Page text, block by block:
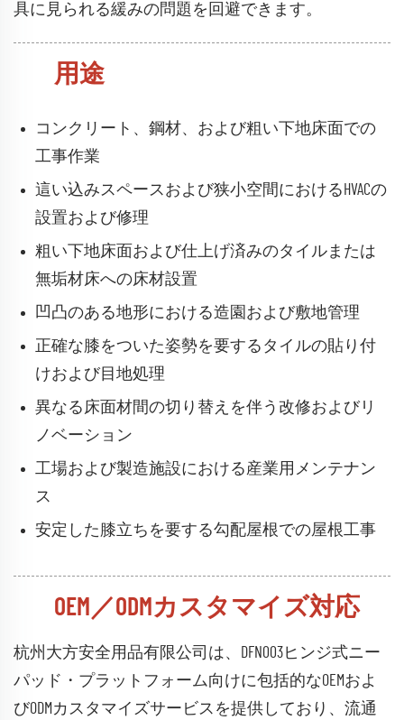
具に見られる緩みの問題を回避できます。
用途
コンクリート、鋼材、および粗い下地床面での
工事作業
這い込みスペースおよび狭小空間におけるHVACの
設置および修理
粗い下地床面および仕上げ済みのタイルまたは
無垢材床への床材設置
凹凸のある地形における造園および敷地管理
正確な膝をついた姿勢を要するタイルの貼り付
けおよび目地処理
異なる床面材間の切り替えを伴う改修およびリ
ノベーション
工場および製造施設における産業用メンテナン
ス
安定した膝立ちを要する勾配屋根での屋根工事
OEM／ODMカスタマイズ対応
杭州大方安全用品有限公司は、DFN003ヒンジ式ニー
パッド・プラットフォーム向けに包括的なOEMおよ
びODMカスタマイズサービスを提供しており、流通